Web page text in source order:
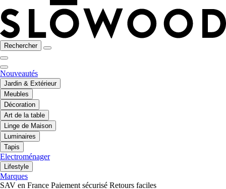
Rechercher
Nouveautés
Jardin & Extérieur
Meubles
Décoration
Art de la table
Linge de Maison
Luminaires
Tapis
Electroménager
Lifestyle
Marques
SAV en France Paiement sécurisé Retours faciles